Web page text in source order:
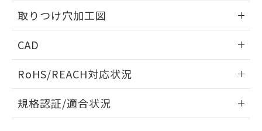
取りつけ穴加工図
CAD
ドすることができます。
ログイン/会員登録
RoHS/REACH対応状況
EU RoHS 注意事項・凡例
規格認証/適合状況
の共同利用に関して"
用者の範囲」に記載されている法人を
EU RoHS指令（10物質）の非含有証明書
51物質の非含有証明書（当社基準）
※本証明書は発行日時点で非含有を証明す
物質の対応では、対応完了までの期間は出
荷製品に未対応品が混在することから備考
欄に対応日を記載しておりました。
既に当社にて対応品への在庫切替を完了